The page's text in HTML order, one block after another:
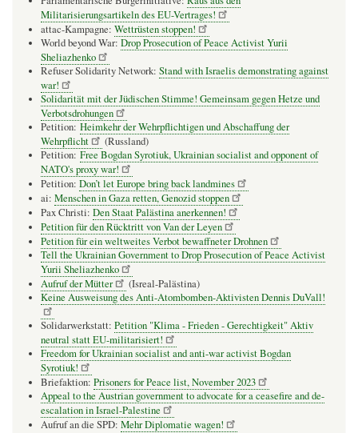
Militarisierungsartikeln des EU-Vertrages!
attac-Kampagne: Wettrüsten stoppen!
World beyond War: Drop Prosecution of Peace Activist Yurii
Sheliazhenko
Refuser Solidarity Network: Stand with Israelis demonstrating against
war!
Solidarität mit der Jüdischen Stimme! Gemeinsam gegen Hetze und
Verbotsdrohungen
Petition: Heimkehr der Wehrpflichtigen und Abschaffung der
Wehrpflicht
(Russland)
Petition: Free Bogdan Syrotiuk, Ukrainian socialist and opponent of
NATO's proxy war!
Petition: Don’t let Europe bring back landmines
ai: Menschen in Gaza retten, Genozid stoppen
Pax Christi: Den Staat Palästina anerkennen!
Petition für den Rücktritt von Van der Leyen
Petition für ein weltweites Verbot bewaffneter Drohnen
Tell the Ukrainian Government to Drop Prosecution of Peace Activist
Yurii Sheliazhenko
Aufruf der Mütter
(Isreal-Palästina)
Keine Ausweisung des Anti-Atombomben-Aktivisten Dennis DuVall!
Solidarwerkstatt: Petition "Klima - Frieden - Gerechtigkeit" Aktiv
neutral statt EU-militarisiert!
Freedom for Ukrainian socialist and anti-war activist Bogdan
Syrotiuk!
Briefaktion: Prisoners for Peace list, November 2023
Appeal to the Austrian government to advocate for a ceasefire and de-
escalation in Israel-Palestine
Aufruf an die SPD: Mehr Diplomatie wagen!